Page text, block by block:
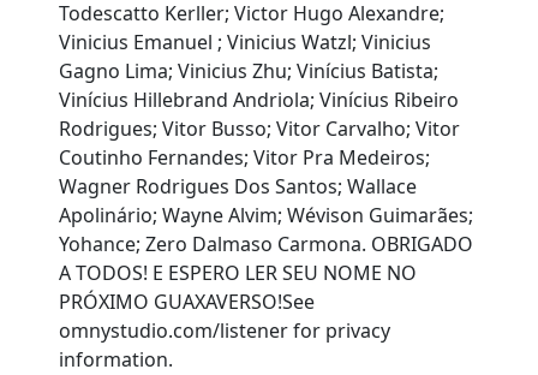
Todescatto Kerller; Victor Hugo Alexandre;
Vinicius Emanuel ; Vinicius Watzl; Vinicius
Gagno Lima; Vinicius Zhu; Vinícius Batista;
Vinícius Hillebrand Andriola; Vinícius Ribeiro
Rodrigues; Vitor Busso; Vitor Carvalho; Vitor
Coutinho Fernandes; Vitor Pra Medeiros;
Wagner Rodrigues Dos Santos; Wallace
Apolinário; Wayne Alvim; Wévison Guimarães;
Yohance; Zero Dalmaso Carmona. OBRIGADO
A TODOS! E ESPERO LER SEU NOME NO
PRÓXIMO GUAXAVERSO!See
omnystudio.com/listener for privacy
information.